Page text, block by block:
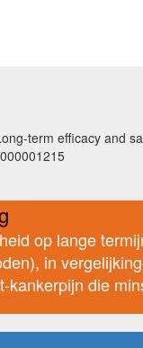
term efficacy and
op lange
in
kankerpijn die